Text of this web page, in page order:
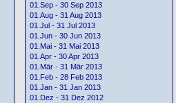
01.Sep - 30 Sep 2013
01.Aug - 31 Aug 2013
01.Jul - 31 Jul 2013
01.Jun - 30 Jun 2013
01.Mai - 31 Mai 2013
01.Apr - 30 Apr 2013
01.Mär - 31 Mär 2013
01.Feb - 28 Feb 2013
01.Jan - 31 Jan 2013
01.Dez - 31 Dez 2012